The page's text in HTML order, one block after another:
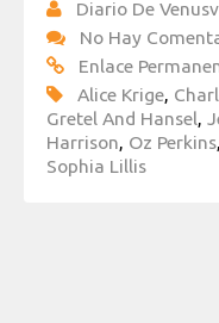
Diario De
No Hay
Enlace
Alice Krige,
Gretel And Hansel,
Harrison, Oz Perkins,
Sophia Lillis